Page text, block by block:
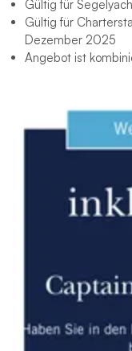
Gültig für
Gültig für
Dezember 2025
Angebot ist